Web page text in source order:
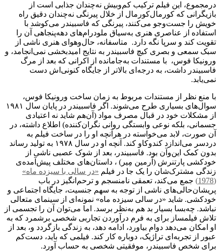
درمجموع، این فیلم ترکیب کم‌وبیش نه‌چندان جذابی است از
بازیگرانی که کورمال‌کورمال از خلال پیرنگی نه‌چندان دقیق راه
خویش را جست‌وجو می‌کنند، پیرنگی که فاسبیندر می‌کوشد با
استفاده از عناصری هنری به‌‌سیاق ملودرام‌های دهه‌پنجاهی آن را
تقویت کند و سرپا نگه دارد. متاسفانه، حال‌وهوای هنری ناشی از
سبک سمعی و بصری کیچ فاسبیندر به نتایج امیدبخشی نمی‌انجامد، و
ورونیکا فوس، با مستندات به‌جامانده از اکرانی که بعد از مرگ
فاسبیندر داشت، به درجه‌ای بالاتر از جایگاه کنونی‌اش دست
نمی‌یابد.
با منع نظر از مستندات مربوط به زمان ساخت ورونیکا فوس،
سوال‌های بسیاری طرح می‌شوند. اگر فاسبیندر در پایان سال ۱۹۸۱
از مشکلات خود در قبال مصرف مواد (آن‌هم شاید نه اعتیادی
جسمانی، بلکه نوعی وابستگی روانی نگران‌کننده) اطلاع داشته، در
آن صورت، لابد می‌خواسته در هرآنچه او را در ساخت فیلم به
دردسر می‌اندازد کندوکاو کند. آنچه او در سال ۱۹۷۸ به تولید رساند
بدون کمک این‌وآن بود. فاسبیندر، بعد از شوک عصبی ناشی از
خودکشی پارتنرش (آرمین مِیر) ، داستان‌های مختلف پیش‌آمده‌ی
زندگی مشترک‌شان را یک جا در فیلم «در سالی با سیزده ماه»
(1978)
جمع می‌کند، تعمقی نامنسجم و ترحم‌انگیز در باب
پریشان‌حالی‌های ناشی از توجه به سهم جنسیت، جایگاه اجتماعی و
خودکشی. شاید «در سالی سیزده ماه» نمونه‌ای از سینمای متعالی
نباشد. چه‌بسا بسیار بد هم به‌نظر برسد. اما می‌توان آن را تجسمی از
تلاش فیلمساز برای به فرم درآوردن تجاربی شخصی برشمرد که به
او امکان می‌دهد دوام بیاورد، ادامه دهد، به زندگی بازگردد و، بعد از
عبور از تجربه‌ای تراژیک، دوباره کار کند. فیلمی که باید، دست‌کم
برای شخص فاسبیندر، موفقیتی شخصی به حساب آورد.